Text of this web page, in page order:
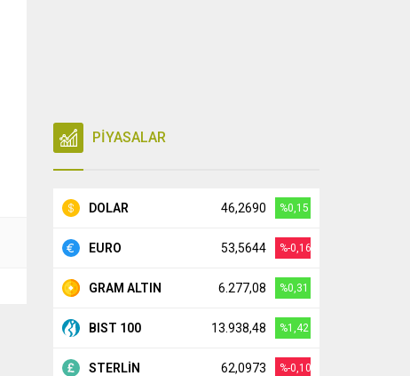
PİYASALAR
DOLAR 46,2690 %0,15
EURO 53,5644 %-0,16
GRAM ALTIN 6.277,08 %0,31
BIST 100 13.938,48 %1,42
STERLİN 62,0973 %-0,10